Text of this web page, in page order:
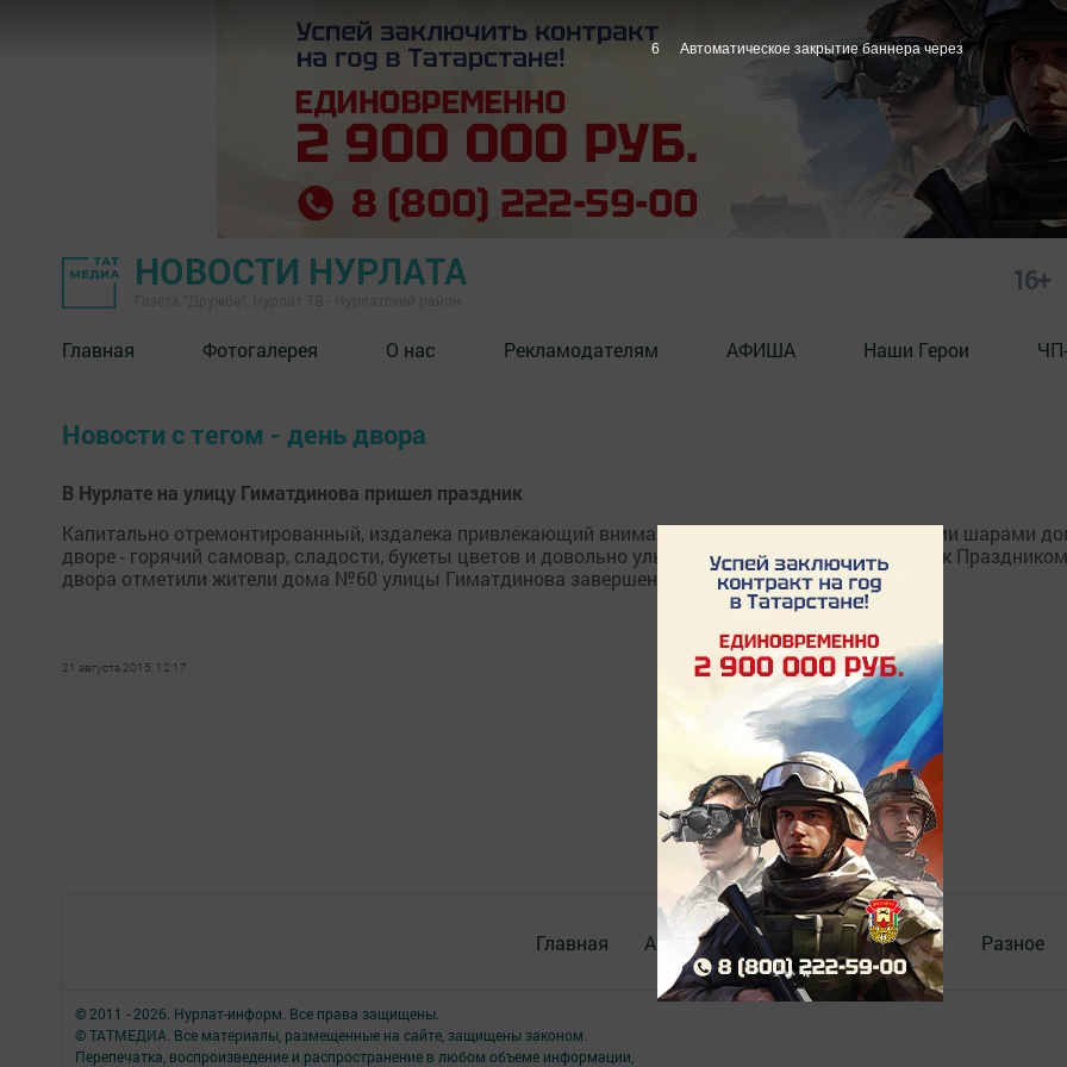
НОВОСТИ НУРЛАТА 16+
Главная Фотогалерея О нас Рекламодателям АФИША Наши Герои
Новости с тегом - день двора
В Нурлате на улицу Гиматдинова пришел праздник
Капитально отремонтированный, издалека привлекающий внимание, украшенный разноцветными шарами
дворе - горячий самовар, сладости, букеты цветов и довольно улыбающиеся жители. Сегодня так Праздником
двора отметили жители дома №60 улицы Гиматдинова завершение капитального ремонта.
21 августа 2015, 12:17
Главная Актуальное видео Документы Разное
© 2011 - 2026. Нурлат-⁠информ. Все права защищены.
© ТАТМЕДИА. Все материалы, размещенные на сайте, защищены законом.
Перепечатка, воспроизведение и распространение в любом объеме информации,
6 Автоматическое закрытие баннера через